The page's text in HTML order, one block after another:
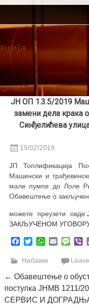
Skip
content
ЈН ОП 1.3.5/2019
замени дела крака
Синђелићева
19/02/2019
ЈП Топлификација
Машински и
мале пумпе до Лоле
Обавештење о
можете преузети овде:
ЗАКЉУЧЕНОМ
Facebook
TwitterWhatsApp
Email
Набавке
Post
navigation
← Обавештење о
поступка ЈНМВ 1211/
СЕРВИС И